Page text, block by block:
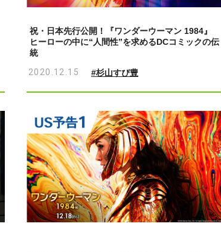
祝・日本先行公開！『ワンダーウーマン 1984』
ヒーローの中に“人間性”を求めるDCコミックの伝
統
2020.12.15
#杉山すぴ豊